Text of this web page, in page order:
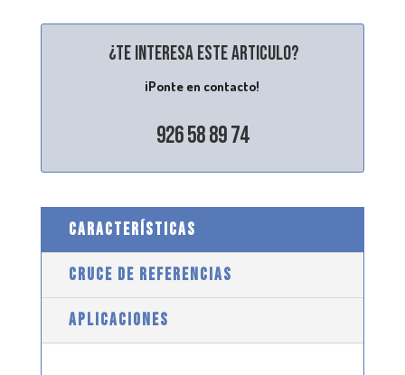
¿Te interesa este articulo?
¡Ponte en contacto!
926 58 89 74
CARACTERÍSTICAS
CRUCE DE REFERENCIAS
APLICACIONES